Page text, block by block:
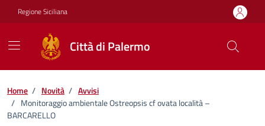
Vai ai contenuti
Vai al footer
Regione Siciliana
Città di Palermo
Home / Novità / Avvisi
/ Monitoraggio ambientale Ostreopsis cf ovata località –
BARCARELLO